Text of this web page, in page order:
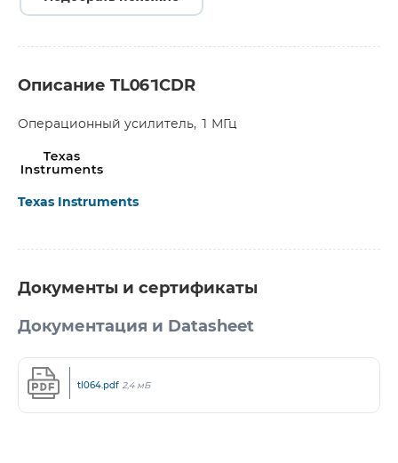
Описание TL061CDR
Операционный усилитель, 1 МГц
Texas Instruments
Документы и сертификаты
Документация и Datasheet
tl064.pdf 2,4 мБ